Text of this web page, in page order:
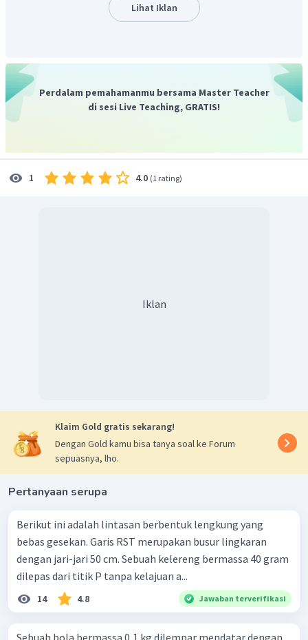
Jadi kecepatan genteng saat lepas dari tangan pekerja
Lihat Iklan
Perdalam pemahamanmu bersama Master Teacher
di sesi Live Teaching, GRATIS!
1 4.0 (1 rating)
Iklan
Klaim Gold gratis sekarang!
Dengan Gold kamu bisa tanya soal ke Forum
sepuasnya, lho.
Pertanyaan serupa
Berikut ini adalah lintasan berbentuk lengkung yang
bebas gesekan. Garis RST merupakan busur lingkaran
dengan jari-jari 50 cm. Sebuah kelereng bermassa 40 gram
dilepas dari titik P tanpa kelajuan a...
14 4.8 Jawaban terverifikasi